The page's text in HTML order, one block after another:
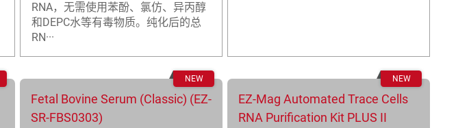
RNA，无需使用苯酚、氯仿、异丙醇
和DEPC水等有毒物质。纯化后的总
RN···
Fetal Bovine Serum (Classic) (EZ-
SR-FBS0303)
EZ-Mag Automated Trace Cells
RNA Purification Kit PLUS II